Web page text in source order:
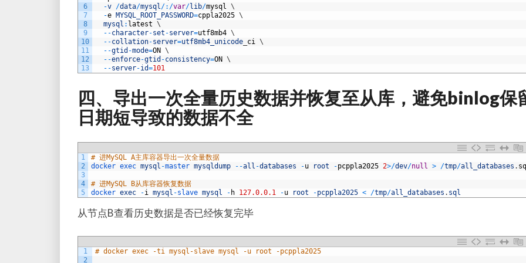
6
7
8
9
10
11
12
13
-v /data/mysql /: /var/lib/mysql
\
-e MYSQL_ROOT_PASSWORD=cppla2025 \
mysql : latest \
--character-set -server=utf8mb4 \
--collation-server=utf8mb4_unicode ci
\
--gtid -mode=ON \
--enforce-gtid -consistency=ON \
--server-id=101
四、导出一次全量历史数据并恢复至从库，避免binlog保
日期短导致的数据不全
1
2
3
4
5
# 进MySQL A主库容器导出一次全量数据
docker exec mysql -master mysqldump --all -databases -u root -pcppla2025 2>/dev/null > /tmp/all_databases .
# 进MySQL B从库容器恢复数据
docker exec -i mysql -slave mysql - h 127.0.0.1 -u root -pcppla2025 < /tmp/all_databases . sql
从节点B查看历史数据是否已经恢复完毕
1
2
# docker exec -ti mysql-slave mysql -u root -pcppla2025